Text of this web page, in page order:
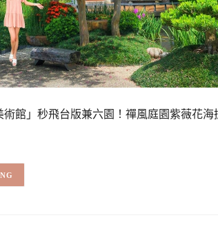
館」秒飛台版兼六園！禪風庭園紫薇花